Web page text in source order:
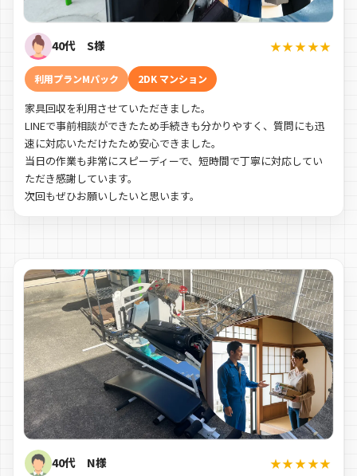
40代 S様 ★★★★★
利用プランMパック 2DK マンション
家具回収を利用させていただきました。
LINEで事前相談ができたため手続きも分かりやすく、質問にも迅
速に対応いただけたため安心できました。
当日の作業も非常にスピーディーで、短時間で丁寧に対応してい
ただき感謝しています。
次回もぜひお願いしたいと思います。
40代 N様 ★★★★★